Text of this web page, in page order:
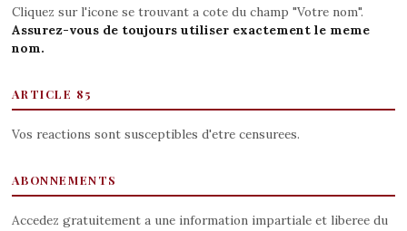
Cliquez sur l'icone se trouvant a cote du champ "Votre nom".
Assurez-vous de toujours utiliser exactement le meme
nom.
ARTICLE 85
Vos reactions sont susceptibles d'etre censurees.
ABONNEMENTS
Accedez gratuitement a une information impartiale et liberee du